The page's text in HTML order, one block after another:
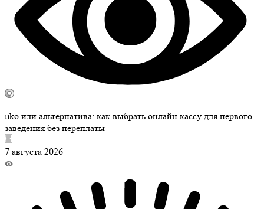
iiko или альтернатива: как выбрать онлайн кассу для первого
заведения без переплаты
7 августа 2026